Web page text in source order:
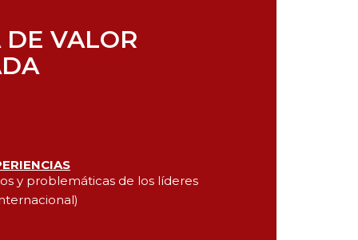
DE VALOR
y problemáticas de los líderes